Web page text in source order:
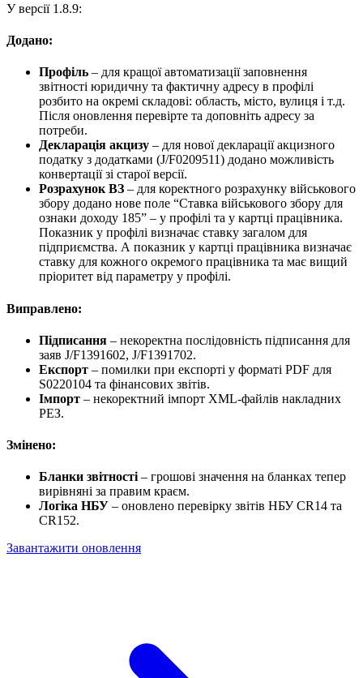
У версії 1.8.9:
Додано:
Профіль – для кращої автоматизації заповнення
звітності юридичну та фактичну адресу в профілі
розбито на окремі складові: область, місто, вулиця і т.д.
Після оновлення перевірте та доповніть адресу за
потреби.
Декларація акцизу – для нової декларації акцизного
податку з додатками (J/F0209511) додано можливість
конвертації зі старої версії.
Розрахунок ВЗ – для коректного розрахунку військового
збору додано нове поле “Ставка військового збору для
ознаки доходу 185” – у профілі та у картці працівника.
Показник у профілі визначає ставку загалом для
підприємства. А показник у картці працівника визначає
ставку для кожного окремого працівника та має вищий
пріоритет від параметру у профілі.
Виправлено:
Підписання – некоректна послідовність підписання для
заяв J/F1391602, J/F1391702.
Експорт – помилки при експорті у форматі PDF для
S0220104 та фінансових звітів.
Імпорт – некоректний імпорт XML-файлів накладних
РЕЗ.
Змінено:
Бланки звітності– грошові значення на бланках тепер
вирівняні за правим краєм.
Логіка НБУ – оновлено перевірку звітів НБУ CR14 та
CR152.
Завантажити оновлення